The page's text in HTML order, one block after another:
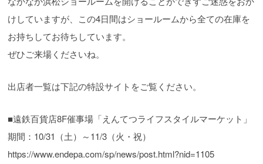
けしていますが、この4日間はショールームから全ての在庫を
お持ちしてお待ちしています。
ぜひご来場くださいね。
出店者一覧は下記の特設サイトをご覧ください。
■遠鉄百貨店8F催事場「えんてつライフスタイルマーケット」
期間：10/31（土）～11/3（火・祝）
https://www.endepa.com/sp/news/post.html?nid=1105